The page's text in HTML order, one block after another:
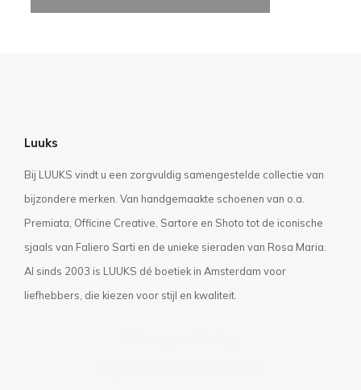
Luuks
Bij LUUKS vindt u een zorgvuldig samengestelde collectie van
bijzondere merken. Van handgemaakte schoenen van o.a.
Premiata, Officine Creative, Sartore en Shoto tot de iconische
sjaals van Faliero Sarti en de unieke sieraden van Rosa Maria.
Al sinds 2003 is LUUKS dé boetiek in Amsterdam voor
liefhebbers, die kiezen voor stijl en kwaliteit.